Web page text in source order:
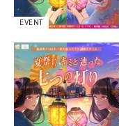
EVENT